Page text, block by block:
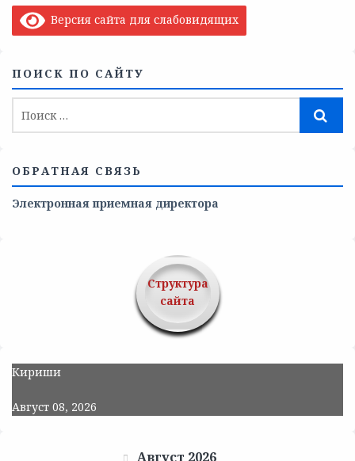
Версия сайта для слабовидящих
ПОИСК ПО САЙТУ
ОБРАТНАЯ СВЯЗЬ
Электронная приемная директора
Структура
сайта
Кириши
Август 08, 2026
Август 2026